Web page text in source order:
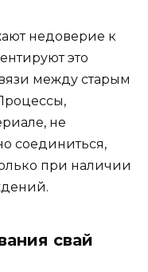
недоверие к
это
между старым
не
соединиться,
при наличии
свай